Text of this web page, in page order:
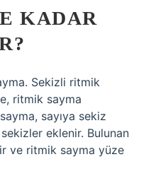
KADAR
Sekizli ritmik
ritmik sayma
sayıya sekiz
eklenir. Bulunan
ve ritmik sayma yüze